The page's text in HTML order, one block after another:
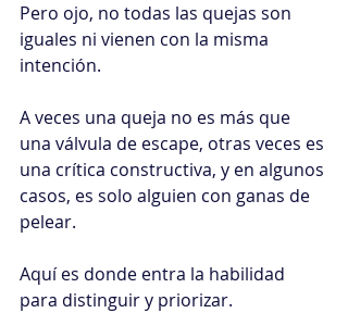
Pero ojo, no todas las quejas son
iguales ni vienen con la misma
intención.
A veces una queja no es más que
una válvula de escape, otras veces es
una crítica constructiva, y en algunos
casos, es solo alguien con ganas de
pelear.
Aquí es donde entra la habilidad
para distinguir y priorizar.